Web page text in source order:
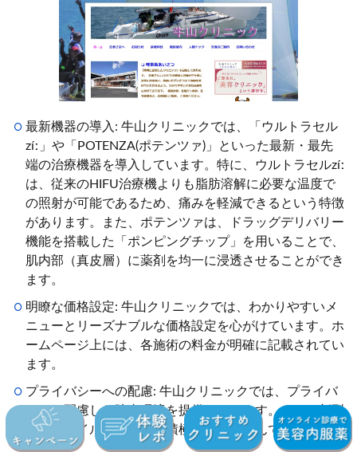
最新機器の導入: 牛山クリニックでは、「ウルトラセル
zíː」や「POTENZA(ポテンツァ)」といった最新・最先
端の治療機器を導入しています。特に、ウルトラセルzíː
は、従来のHIFU治療機よりも脂肪溶解に必要な温度で
の照射が可能であるため、痛みを軽減できるという特徴
があります。また、ポテンツァは、ドラッグデリバリー
機能を搭載した「ポンピングチップ」を用いることで、
肌内部（真皮層）に薬剤を均一に浸透させることができ
ます。
明瞭な価格設定: 牛山クリニックでは、わかりやすいメ
ニューとリーズナブルな価格設定を心がけています。ホ
ームページ上には、各施術の料金が明確に記載されてい
ます。
プライバシーへの配慮: 牛山クリニックでは、プライバ
シーに配慮した院内環境を提供しています。また、新型
コロナウイルス対策にも積極的に取り組んでいます。